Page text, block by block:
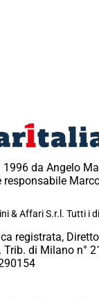
1996 da Angelo
responsabile
& Affari S.r.l. Tutti i
registrata,
Trib. di Milano n°